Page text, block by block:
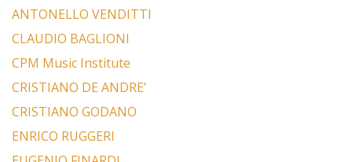
ANTONELLO VENDITTI
CLAUDIO BAGLIONI
CPM Music Institute
CRISTIANO DE ANDRE’
CRISTIANO GODANO
ENRICO RUGGERI